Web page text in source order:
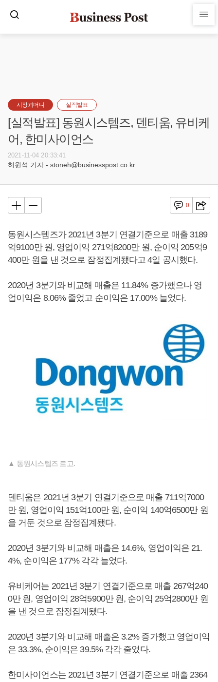
시장과머니 실적발표
[실적발표] 동원시스템즈, 덴티움, 유비케
어, 한미사이언스
2021-11-04 20:33:41
허원석 기자 - stoneh@businesspost.co.kr
0
동원시스템즈가 2021년 3분기 연결기준으로 매출 3189
억9100만 원, 영업이익 271억8200만 원, 순이익 205억9
400만 원을 낸 것으로 잠정집계됐다고 4일 공시했다.
2020년 3분기와 비교해 매출은 11.84% 증가했으나 영
업이익은 8.06% 줄었고 순이익은 17.00% 늘었다.
▲ 동원시스템즈 로고.
덴티움은 2021년 3분기 연결기준으로 매출 711억7000
만 원, 영업이익 151억100만 원, 순이익 140억6500만 원
을 거둔 것으로 잠정집계됐다.
2020년 3분기와 비교해 매출은 14.6%, 영업이익은 21.
4%, 순이익은 177% 각각 늘었다.
유비케어는 2021년 3분기 연결기준으로 매출 267억240
0만 원, 영업이익 28억5900만 원, 순이익 25억2800만 원
을 낸 것으로 잠정집계됐다.
2020년 3분기와 비교해 매출은 3.2% 증가했고 영업이익
은 33.3%, 순이익은 39.5% 각각 줄었다.
한미사이언스는 2021년 3분기 연결기준으로 매출 2364